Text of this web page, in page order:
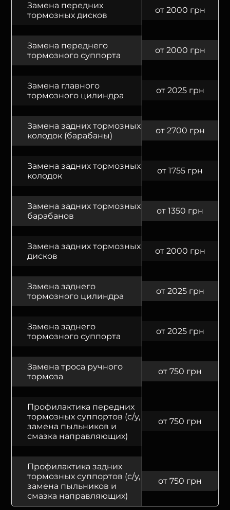
Замена передних
тормозных дисков
от 2000 грн
Замена переднего
тормозного суппорта
от 2000 грн
Замена главного
тормозного цилиндра
от 2025 грн
Замена задних тормозных
колодок (барабаны)
от 2700 грн
Замена задних тормозных
колодок
от 1755 грн
Замена задних тормозных
барабанов
от 1350 грн
Замена задних тормозных
дисков
от 2000 грн
Замена заднего
тормозного цилиндра
от 2025 грн
Замена заднего
тормозного суппорта
от 2025 грн
Замена троса ручного
тормоза
от 750 грн
Профилактика передних
тормозных суппортов (с/у,
замена пыльников и
смазка направляющих)
от 750 грн
Профилактика задних
тормозных суппортов (с/у,
замена пыльников и
смазка направляющих)
от 750 грн